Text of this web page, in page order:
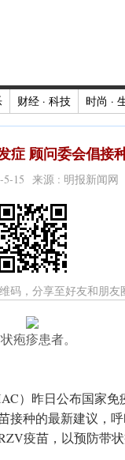
财经 · 科技 时尚 ·
症 顾问委会倡接
5-15 来源 : 明报新闻网
码，分享至好友和朋友
疱疹患者。
）昨日公布国家
接种的最新建议，
疫苗，以预防带